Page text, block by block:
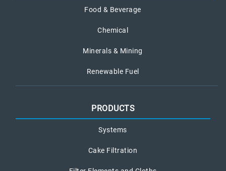
Food & Beverage
Chemical
Minerals & Mining
Renewable Fuel
PRODUCTS
Systems
Cake Filtration